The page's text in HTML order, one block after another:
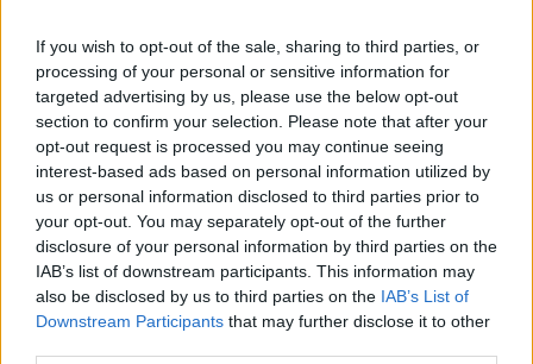
If you wish to opt-out of the sale, sharing to third parties, or
processing of your personal or sensitive information for
targeted advertising by us, please use the below opt-out
section to confirm your selection. Please note that after your
opt-out request is processed you may continue seeing
interest-based ads based on personal information utilized by
us or personal information disclosed to third parties prior to
your opt-out. You may separately opt-out of the further
disclosure of your personal information by third parties on the
IAB’s list of downstream participants. This information may
also be disclosed by us to third parties on the IAB’s List of
Downstream Participants that may further disclose it to other
​La Clownterapia
​Differenze tra persone frustrate e non
L’invisibile fatica mentale
Vacanze a km zero
​Buone Vacan(si)e!
​Il lato positivo delle cose
​Storie antiche di tempi moderni
​Quello che alle mamme non dicono
Adultescenza
Homo imbecillis
​4 anni di Blog
Quando il silenzio è aggressivo
​Il passato, questo conosciuto!
​Clima ballerino e sbalzi d’umore